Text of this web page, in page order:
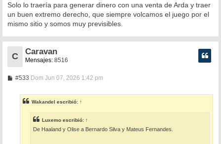
Solo lo traería para generar dinero con una venta de Arda y traer
un buen extremo derecho, que siempre volcamos el juego por el
mismo sitio y somos muy previsibles.
C
Caravan
Mensajes: 8516
#533M
s
a
Dom Jun 07, 2026 1:42 pm
Wakandel escribió: ↑
Luxemo escribió: ↑
De Haaland y Olise a Bernardo Silva y Mateus Fernandes.